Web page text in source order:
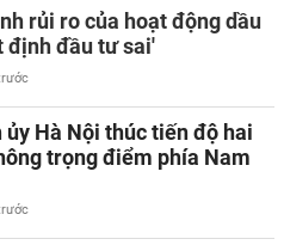
rủi ro của hoạt động dầu
định đầu tư sai'
ủy Hà Nội thúc tiến độ hai
trọng điểm phía Nam